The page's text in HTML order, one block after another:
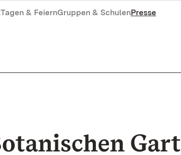
Tagen & FeiernGruppen & SchulenPresse